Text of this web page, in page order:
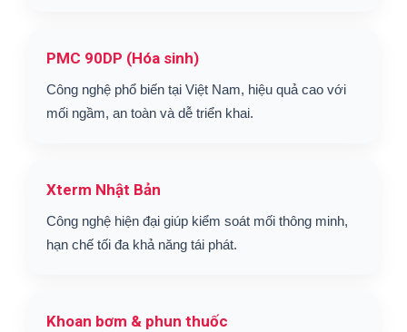
PMC 90DP (Hóa sinh)
Công nghệ phổ biến tại Việt Nam, hiệu quả cao với
mối ngầm, an toàn và dễ triển khai.
Xterm Nhật Bản
Công nghệ hiện đại giúp kiểm soát mối thông minh,
hạn chế tối đa khả năng tái phát.
Khoan bơm & phun thuốc